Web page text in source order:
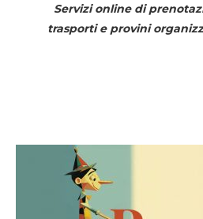
Servizi online di
trasporti e provini